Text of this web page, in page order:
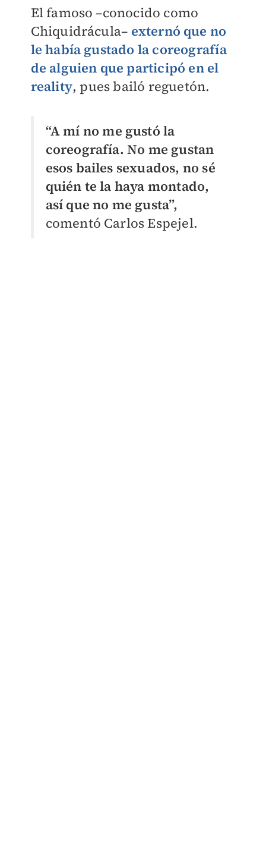
El famoso –conocido como
Chiquidrácula– externó que no
le había gustado la coreografía
de alguien que participó en el
reality, pues bailó reguetón.
“A mí no me gustó la
coreografía. No me gustan
esos bailes sexuados, no sé
quién te la haya montado,
así que no me gusta”,
comentó Carlos Espejel.